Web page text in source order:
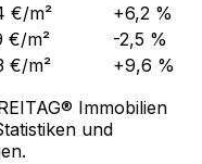
€/m²
+6,2 %
€/m²
-2,5 %
€/m²
+9,6 %
Immobilien
und